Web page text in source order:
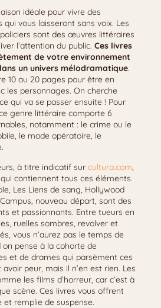
idéale pour vivre des
vous laisseront sans voix. Les
sont des œuvres littéraires
l’attention du public. Ces livres
de votre environnement
un univers mélodramatique.
10 ou 20 pages pour être en
les personnages. On cherche
qui va se passer ensuite ! Pour
genre littéraire comporte 6
notamment : le crime ou le
le mode opératoire, le
à titre indicatif sur cultura.com,
contiennent tous ces éléments.
Les Liens de sang, Hollywood
nouveau départ, sont des
et passionnants. Entre tueurs en
ruelles sombres, revolver et
vous n’aurez pas le temps de
pense à la cohorte de
et de drames qui parsèment ces
peur, mais il n’en est rien. Les
les films d’horreur, car c’est à
scène. Ces livres vous offrent
remplie de suspense.